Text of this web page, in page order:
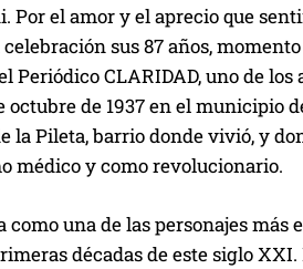
Por el amor y el aprecio que
sus 87 años,
Periódico CLARIDAD, uno de los
octubre de 1937 en el municipio
la Pileta, barrio donde vivió, y
médico y como revolucionario.
como una de las personajes
décadas de este siglo